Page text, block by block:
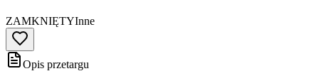
ZAMKNIĘTYInne
Opis przetargu